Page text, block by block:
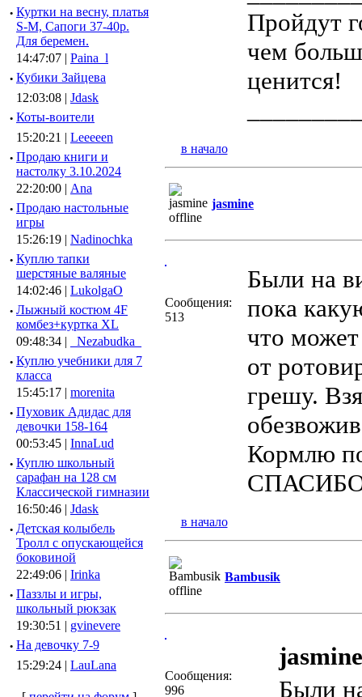
· Куртки на весну, платья
S-M, Сапоги 37-40р.
Для беремен.
14:47:07 | Paina_l
· Кубики Зайцева
12:03:08 | Jdask
· Коты-воители
15:20:21 | Leeeeen
· Продаю книги и
настолку 3.10.2024
22:20:00 | Ana
· Продаю настольные
игры
15:26:19 | Nadinochka
· Куплю тапки
шерстяные валяные
14:02:46 | LukolgaO
· Лыжный костюм 4F
комбез+куртка XL
09:48:34 |
_Nezabudka_
· Куплю учебники для 7
класса
15:45:17 | morenita
· Пуховик Адидас для
девочки 158-164
00:53:45 | InnaLud
· Куплю школьный
сарафан на 128 см
Классической гимназии
16:50:46 | Jdask
· Детская колыбель
Тролл с опускающейся
боковиной
22:49:06 | Irinka
· Паззлы и игры,
школьный рюкзак
19:30:51 | gvinevere
· Hа девочку 7-9
15:29:24 | LauLana
Пройдут
чем
ценится!
в начало
jasmine
Сообщения:
513
Были на
пока
что
от
грешу.
Кормлю
в начало
Bambusik
Сообщения:
996
Были